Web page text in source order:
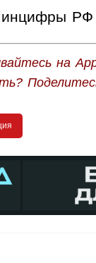
РФ
на